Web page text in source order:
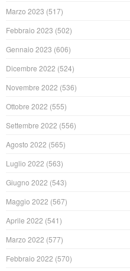
Marzo 2023 (517)
Febbraio 2023 (502)
Gennaio 2023 (606)
Dicembre 2022 (524)
Novembre 2022 (536)
Ottobre 2022 (555)
Settembre 2022 (556)
Agosto 2022 (565)
Luglio 2022 (563)
Giugno 2022 (543)
Maggio 2022 (567)
Aprile 2022 (541)
Marzo 2022 (577)
Febbraio 2022 (570)